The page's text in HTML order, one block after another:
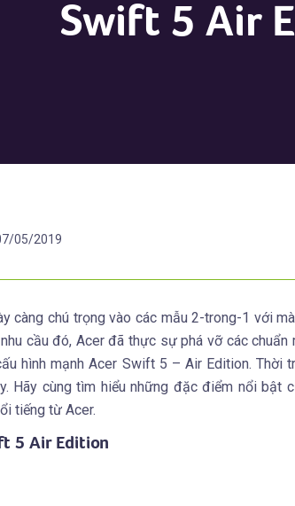
Swift 5 Air
05/2019
càng chú trọng vào các mẫu 2-trong-1 với
cầu đó, Acer đã thực sự phá vỡ các
hình mạnh Acer Swift 5 – Air Edition. Thời
Hãy cùng tìm hiểu những đặc điểm nổi bật
tiếng từ Acer.
5 Air Edition